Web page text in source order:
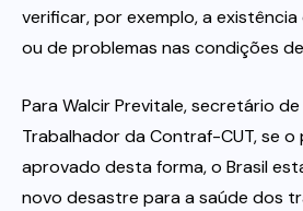
verificar, por exemplo, a
ou de problemas nas condições
Para Walcir Previtale, secretário
Trabalhador da Contraf-CUT, se
aprovado desta forma, o Brasil
novo desastre para a saúde dos